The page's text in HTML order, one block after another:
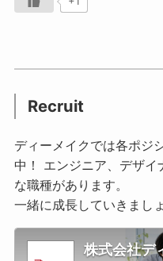
Recruit
ディーメイクでは各ポジ
中！ エンジニア、デザ
な職種があります。
一緒に成長していきまし